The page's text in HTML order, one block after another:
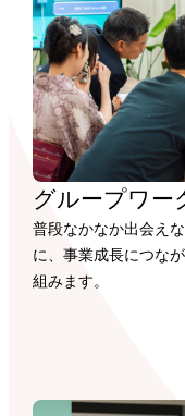
グループワー
普段なかなか出会え
に、事業成長につな
組みます。